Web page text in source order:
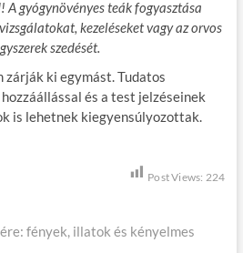
A gyógynövényes teák fogyasztása
kezeléseket vagy az orvos
szedését.
zárják ki egymást. Tudatos
és a test jelzéseinek
is lehetnek kiegyensúlyozottak.
Post Views: 224
fények, illatok és kényelmes